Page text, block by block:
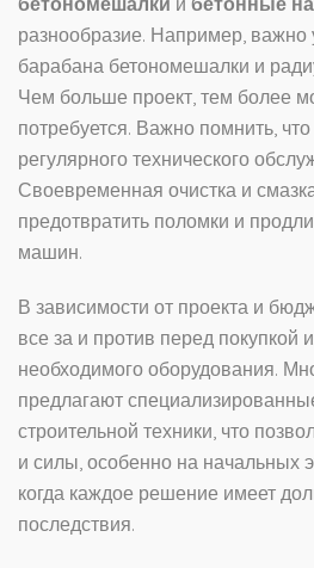
разнообразие. Например, важно
барабана бетономешалки и
Чем больше проект, тем более
потребуется. Важно помнить,
регулярного технического
Своевременная очистка и
предотвратить поломки и
машин.
В зависимости от проекта и
все за и против перед покупкой
необходимого оборудования.
предлагают
строительной техники, что
и силы, особенно на начальных
когда каждое решение имеет
последствия.